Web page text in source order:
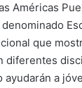
Américas
que
diferentes
a